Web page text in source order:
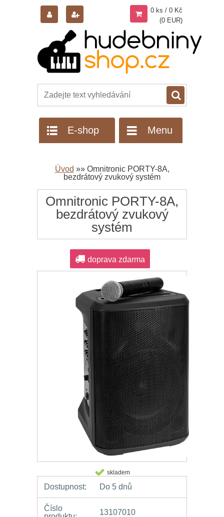
0 ks / 0 Kč
(0 EUR)
E-shop Menu
Úvod »» Omnitronic PORTY-8A,
bezdrátový zvukový systém
Omnitronic PORTY-8A,
bezdrátový zvukový
systém
doprava zdarma
skladem
Dostupnost: Do 5 dnů
Číslo
13107010